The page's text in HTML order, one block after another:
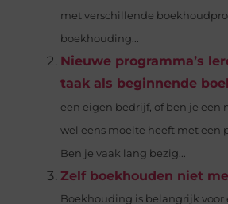
met verschillende
boekhouding...
Nieuwe programma’s
taak als beginnende
een eigen bedrijf, of ben je een
wel eens moeite heeft met een
Ben je vaak lang bezig...
Zelf boekhouden niet
Boekhouding is belangrijk voor